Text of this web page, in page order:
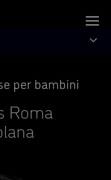
per bambini
Roma